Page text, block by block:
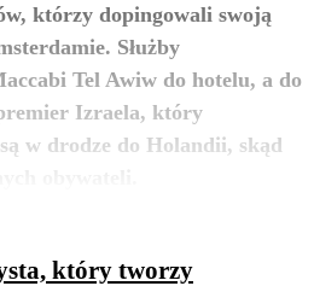
którzy dopingowali swoją
Służby
Tel Awiw do hotelu, a do
Izraela, który
w drodze do Holandii, skąd
zobacz więcej
który tworzy